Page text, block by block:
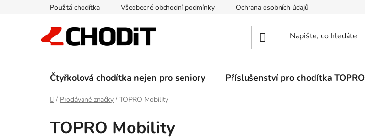
Použitá chodítka Všeobecné obchodní podmínky Ochrana osobních údajů
Čtyřkolová chodítka nejen pro seniory Příslušenství pro chodítka TOPRO
Domů
/ Prodávané značky / TOPRO Mobility
TOPRO Mobility